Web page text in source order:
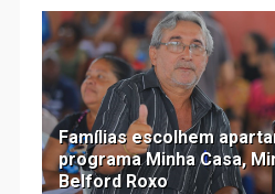
Famílias escolhem
programa Minha Casa,
Belford Roxo